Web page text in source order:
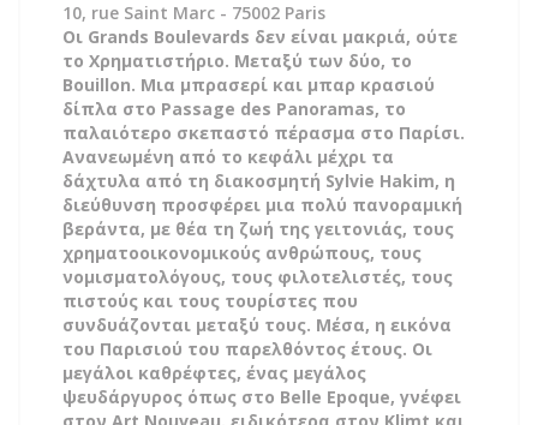
10, rue Saint Marc - 75002 Paris
Οι Grands Boulevards δεν είναι μακριά, ούτε
το Χρηματιστήριο. Μεταξύ των δύο, το
Bouillon. Μια μπρασερί και μπαρ κρασιού
δίπλα στο Passage des Panoramas, το
παλαιότερο σκεπαστό πέρασμα στο Παρίσι.
Ανανεωμένη από το κεφάλι μέχρι τα
δάχτυλα από τη διακοσμητή Sylvie Hakim, η
διεύθυνση προσφέρει μια πολύ πανοραμική
βεράντα, με θέα τη ζωή της γειτονιάς, τους
χρηματοοικονομικούς ανθρώπους, τους
νομισματολόγους, τους φιλοτελιστές, τους
πιστούς και τους τουρίστες που
συνδυάζονται μεταξύ τους. Μέσα, η εικόνα
του Παρισιού του παρελθόντος έτους. Οι
μεγάλοι καθρέφτες, ένας μεγάλος
ψευδάργυρος όπως στο Belle Epoque, γνέφει